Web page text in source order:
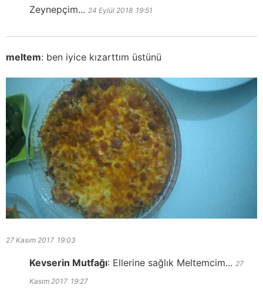
Zeynepçim... 24 Eylül 2018 19:51
meltem: ben iyice kızarttım üstünü
27 Kasım 2017 19:03
Kevserin Mutfağı: Ellerine sağlık Meltemcim... 27
Kasım 2017 19:27